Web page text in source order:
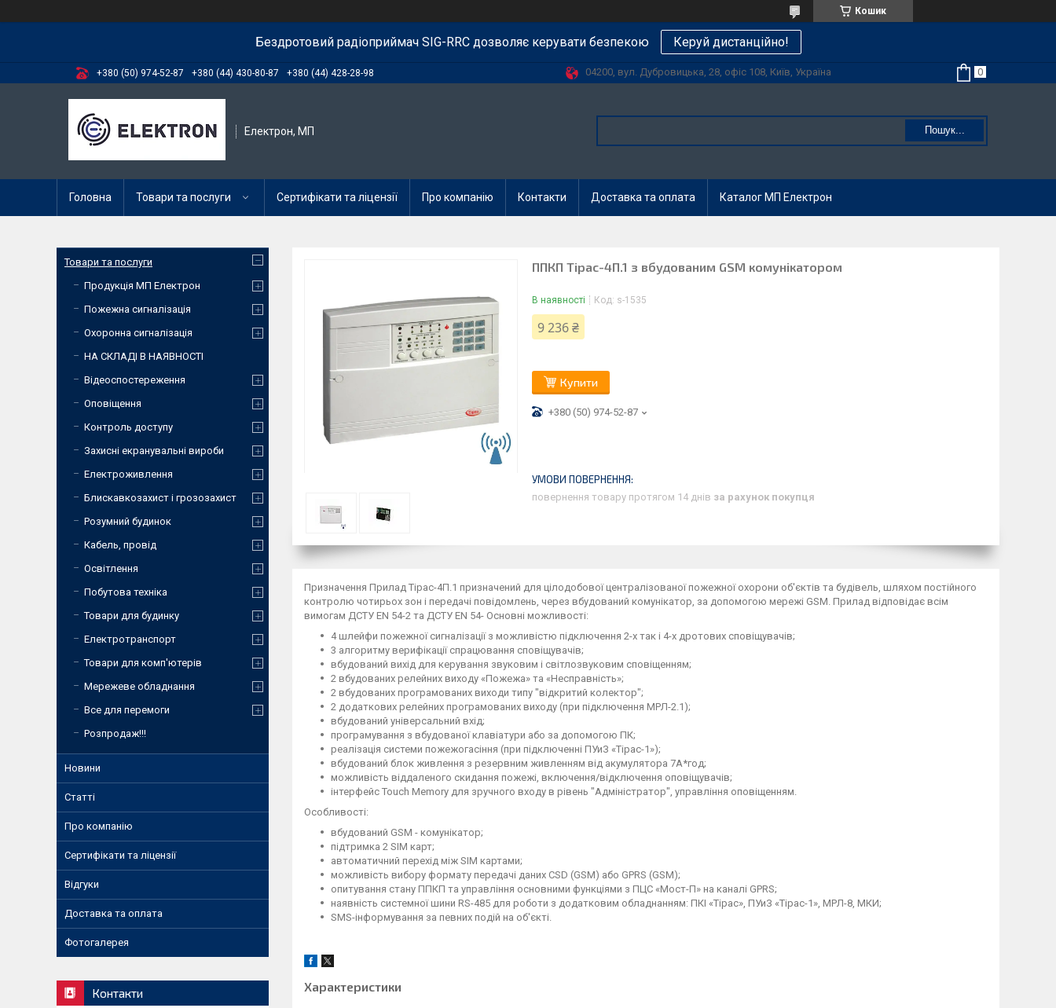
Кошик
Бездротовий радіоприймач SIG-RRC дозволяє керувати безпекою Керуй дистанційно!
+380 (50) 974-52-87 +380 (44) 430-80-87 +380 (44) 428-28-98 04200, вул. Дубровицька, 28, офіс 108, Київ, Україна
Електрон, МП Пошук...
Головна Товари та послуги Сертифікати та ліцензії Про компанію Контакти Доставка та оплата Каталог МП Електрон
ППКП Тірас-4П.1 з вбудованим GSM комунікатором
В наявності Код: s-1535
9 236 ₴
Купити
+380 (50) 974-52-87
повернення товару протягом 14 днів за рахунок покупця
Призначення Прилад Тірас-4П.1 призначений для цілодобової централізованої пожежної охорони об'єктів та будівель, шляхом постійного
контролю чотирьох зон і передачі повідомлень, через вбудований комунікатор, за допомогою мережі GSM. Прилад відповідає всім
вимогам ДСТУ EN 54-2 та ДСТУ EN 54- Основні можливості:
4 шлейфи пожежної сигналізації з можливістю підключення 2-х так і 4-х дротових сповіщувачів;
3 алгоритму верифікації спрацювання сповіщувачів;
вбудований вихід для керування звуковим і світлозвуковим сповіщенням;
2 вбудованих релейних виходу «Пожежа» та «Несправність»;
2 вбудованих програмованих виходи типу "відкритий колектор";
2 додаткових релейних програмованих виходу (при підключення МРЛ-2.1);
вбудований універсальний вхід;
програмування з вбудованої клавіатури або за допомогою ПК;
реалізація системи пожежогасіння (при підключенні ПУиЗ «Тірас-1»);
вбудований блок живлення з резервним живленням від акумулятора 7А*год;
можливість віддаленого скидання пожежі, включення/відключення оповіщувачів;
інтерфейс Touch Memory для зручного входу в рівень "Адміністратор", управління оповіщенням.
Особливості:
вбудований GSM - комунікатор;
підтримка 2 SIM карт;
автоматичний перехід між SIM картами;
можливість вибору формату передачі даних CSD (GSM) або GPRS (GSM);
опитування стану ППКП та управління основними функціями з ПЦС «Мост-П» на каналі GPRS;
наявність системної шини RS-485 для роботи з додатковим обладнанням: ПКІ «Тірас», ПУиЗ «Тірас-1», МРЛ-8, МКИ;
SMS-інформування за певних подій на об'єкті.
Характеристики
Товари та послуги
Продукція МП Електрон
Пожежна сигналізація
Охоронна сигналізація
НА СКЛАДІ В НАЯВНОСТІ
Відеоспостереження
Оповіщення
Контроль доступу
Захисні екранувальні вироби
Електроживлення
Блискавкозахист і грозозахист
Розумний будинок
Кабель, провід
Освітлення
Побутова техніка
Товари для будинку
Електротранспорт
Товари для комп'ютерів
Мережеве обладнання
Все для перемоги
Розпродаж!!!
Новини
Статті
Про компанію
Сертифікати та ліцензії
Відгуки
Доставка та оплата
Фотогалерея
Контакти